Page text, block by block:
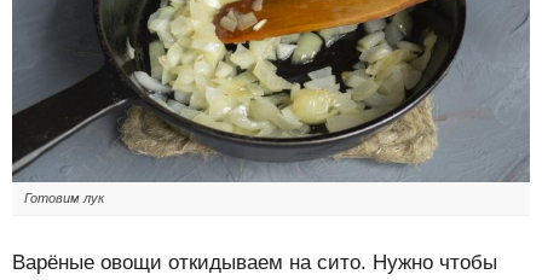
Готовим лук
Варёные овощи откидываем на сито. Нужно чтобы